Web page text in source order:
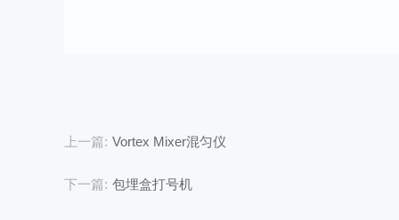
上一篇: Vortex Mixer混匀仪
下一篇: 包埋盒打号机